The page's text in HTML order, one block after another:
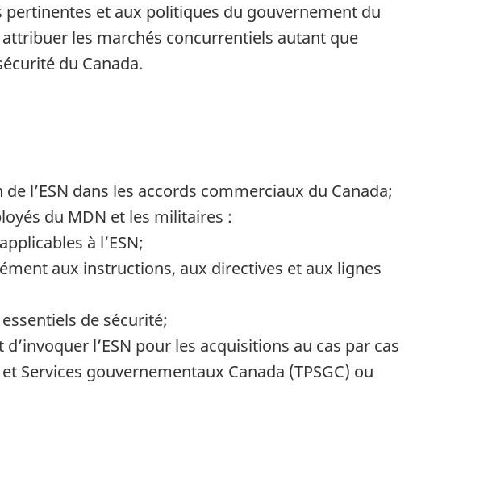
pertinentes et aux politiques du gouvernement du
attribuer les marchés concurrentiels autant que
du Canada.
l’ESN dans les accords commerciaux du Canada;
du MDN et les militaires :
à l’ESN;
aux instructions, aux directives et aux lignes
de sécurité;
l’ESN pour les acquisitions au cas par cas
Services gouvernementaux Canada (TPSGC) ou